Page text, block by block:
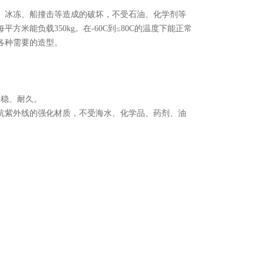
冻、船撞击等造成的破坏，不受石油、化学剂等
方米能负载350kg。在-60C到≤80C的温度下能正常
需要的造型。
、耐久。
外线的强化材质，不受海水、化学品、药剂、油